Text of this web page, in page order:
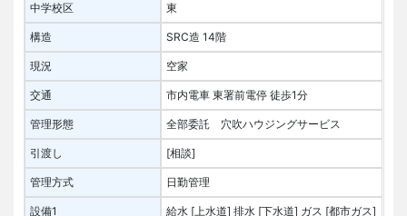
中学校区 東
構造 SRC造 14階
現況 空家
交通 市内電車 東署前電停 徒歩1分
管理形態 全部委託 穴吹ハウジングサービス
引渡し [相談]
管理方式 日勤管理
設備1 給水 [上水道] 排水 [下水道] ガス [都市ガス]